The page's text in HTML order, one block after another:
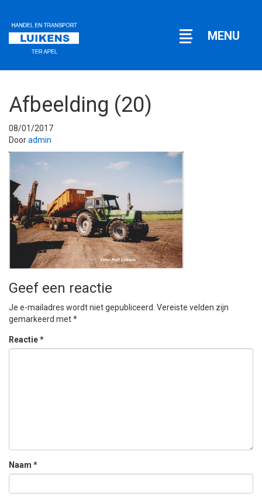
Open
MENU
Afbeelding (20)
08/01/2017
Dooradmin
Geef een reactie
Je e-mailadres wordt niet gepubliceerd. Vereiste velden zijn
gemarkeerd met*
Reactie*
Naam *